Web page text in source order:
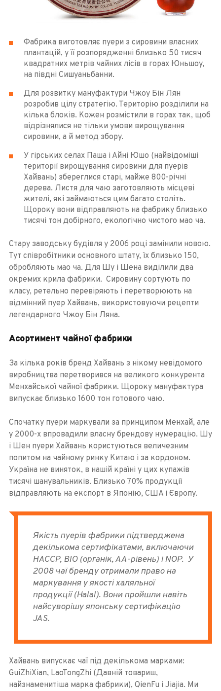
Фабрика виготовляє пуери з сировини власних
плантацій, у її розпорядженні близько 50 тисяч
квадратних метрів чайних лісів в горах Юньшоу,
на півдні Сишуаньбанни.
Для розвитку мануфактури Чжоу Бін Лян
розробив цілу стратегію. Територію розділили на
кілька блоків. Кожен розмістили в горах так, щоб
відрізнялися не тільки умови вирощування
сировини, а й метод збору.
У гірських селах Паша і Айні Юшо (найвідоміші
території вирощування сировини для пуерів
Хайвань) збереглися старі, майже 800-річні
дерева. Листя для чаю заготовляють місцеві
жителі, які займаються цим багато століть.
Щороку вони відправляють на фабрику близько
тисячі тон добірного, екологічно чистого мао ча.
Стару заводську будівля у 2006 році замінили новою.
Тут співробітники основного штату, їх близько 150,
обробляють мао ча. Для Шу і Шена виділили два
окремих крила фабрики. Сировину сортують по
класу, ретельно перевіряють і перетворюють на
відмінний пуер Хайвань, використовуючи рецепти
легендарного Чжоу Бін Ляна.
Асортимент чайної фабрики
За кілька років бренд Хайвань з нікому невідомого
виробництва перетворився на великого конкурента
Менхайської чайної фабрики. Щороку мануфактура
випускає близько 1600 тон готового чаю.
Спочатку пуери маркували за принципом Менхай, але
у 2000-х впровадили власну брендову нумерацію. Шу
і Шен пуери Хайвань користуються величезним
попитом на чайному ринку Китаю і за кордоном.
Україна не виняток, в нашій країні у цих купажів
тисячі шанувальників. Близько 70% продукції
відправляють на експорт в Японію, США і Європу.
Якість пуерів фабрики підтверджена
декількома сертифікатами, включаючи
HACCP, BIO (органік, АА-рівень) і NOP. У
2008 чаї бренду отримали право на
маркування у якості халяльної
продукції (Halal). Вони пройшли навіть
найсуворішу японську сертифікацію
JAS.
Хайвань випускає чаї під декількома марками:
GuiZhiXian, LaoTongZhi (Давній товариш,
найзнаменитіша марка фабрики), QienFu і Jiajia. Ми